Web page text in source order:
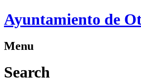
Ayuntamiento de
Menu
Search